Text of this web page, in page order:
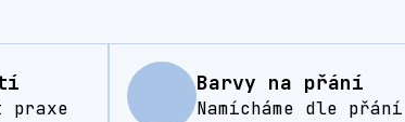
Barvy na přání
Namícháme dle přání